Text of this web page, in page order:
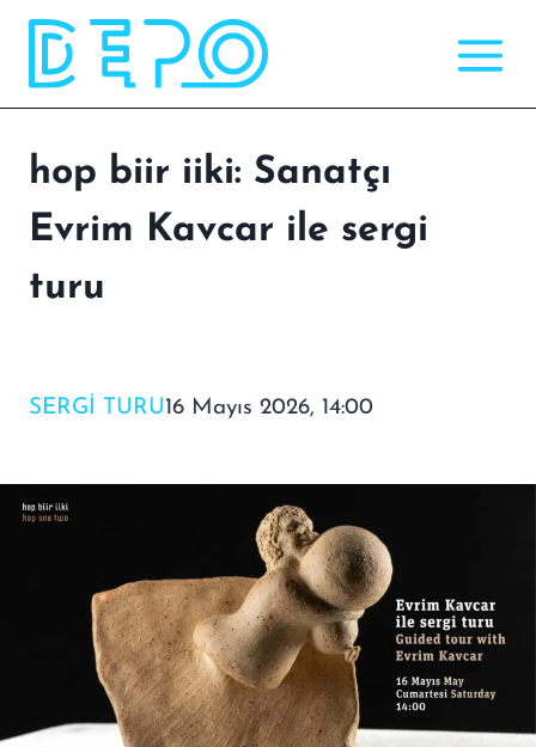
Skip
content
hop biir iiki: Sanatçı
Evrim Kavcar ile sergi
turu
SERGI TURU16 Mayıs 2026, 14:00